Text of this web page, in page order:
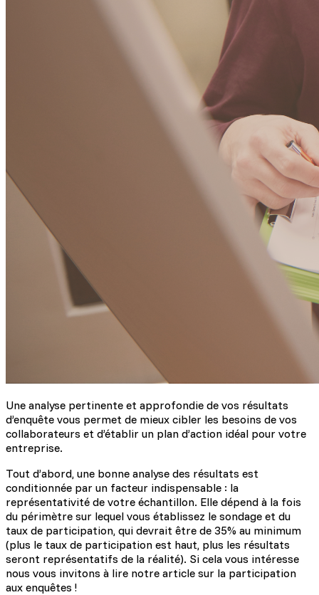
Une analyse pertinente et approfondie de vos résultats
d’enquête vous permet de mieux cibler les besoins de vos
collaborateurs et d’établir un plan d’action idéal pour votre
entreprise.
Tout d’abord, une bonne analyse des résultats est
conditionnée par un facteur indispensable : la
représentativité de votre échantillon. Elle dépend à la fois
du périmètre sur lequel vous établissez le sondage et du
taux de participation, qui devrait être de 35% au minimum
(plus le taux de participation est haut, plus les résultats
seront représentatifs de la réalité). Si cela vous intéresse
nous vous invitons à lire notre article sur la participation
aux enquêtes !